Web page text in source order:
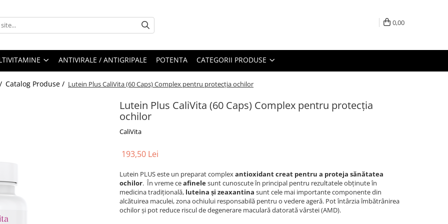
0,00
ANTIVIRALE / ANTIGRIPALE POTENTA CATEGORII PRODUSE
Catalog Produse / Lutein Plus CaliVita (60 Caps) Complex pentru protecţia ochilor
Lutein Plus CaliVita (60 Caps) Complex pentru protecţia
ochilor
CaliVita
193,50 Lei
Lutein PLUS este un preparat complexantioxidant creat pentru a proteja sănătatea
ochilor. În vreme ceafinelesunt cunoscute în principal pentru rezultatele obţinute în
medicina tradiţională, luteina şi zeaxantina sunt cele mai importante componente din
alcătuirea maculei, zona ochiului responsabilă pentru o vedere ageră. Pot întârzia îmbătrânirea
ochilor şi pot reduce riscul de degenerare maculară datorată vârstei (AMD).